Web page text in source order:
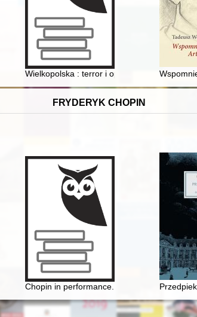
w Auschwitz-Birkenau
wiecznych przemian na Śląsku : przykład
Wielkopolska : terror i opór pod okupacją
FRYDERYK CHOPIN
Encyklopedia muzyczna PWM
Chopin in performance. History, theory,